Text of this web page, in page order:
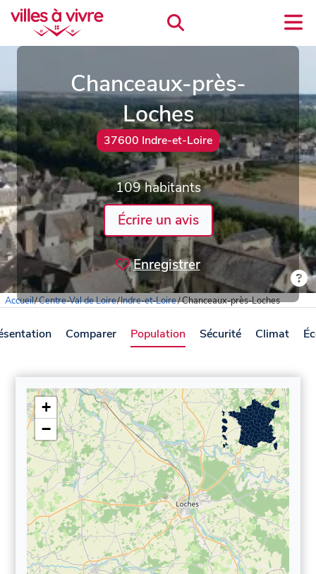
Chanceaux-près-
Loches
37600 Indre-et-Loire
109 habitants
Écrire un avis
Enregistrer
Accueil/Centre-Val de Loire/Indre-et-Loire/Chanceaux-près-Loches
Comparer Population Sécurité Climat
+
−